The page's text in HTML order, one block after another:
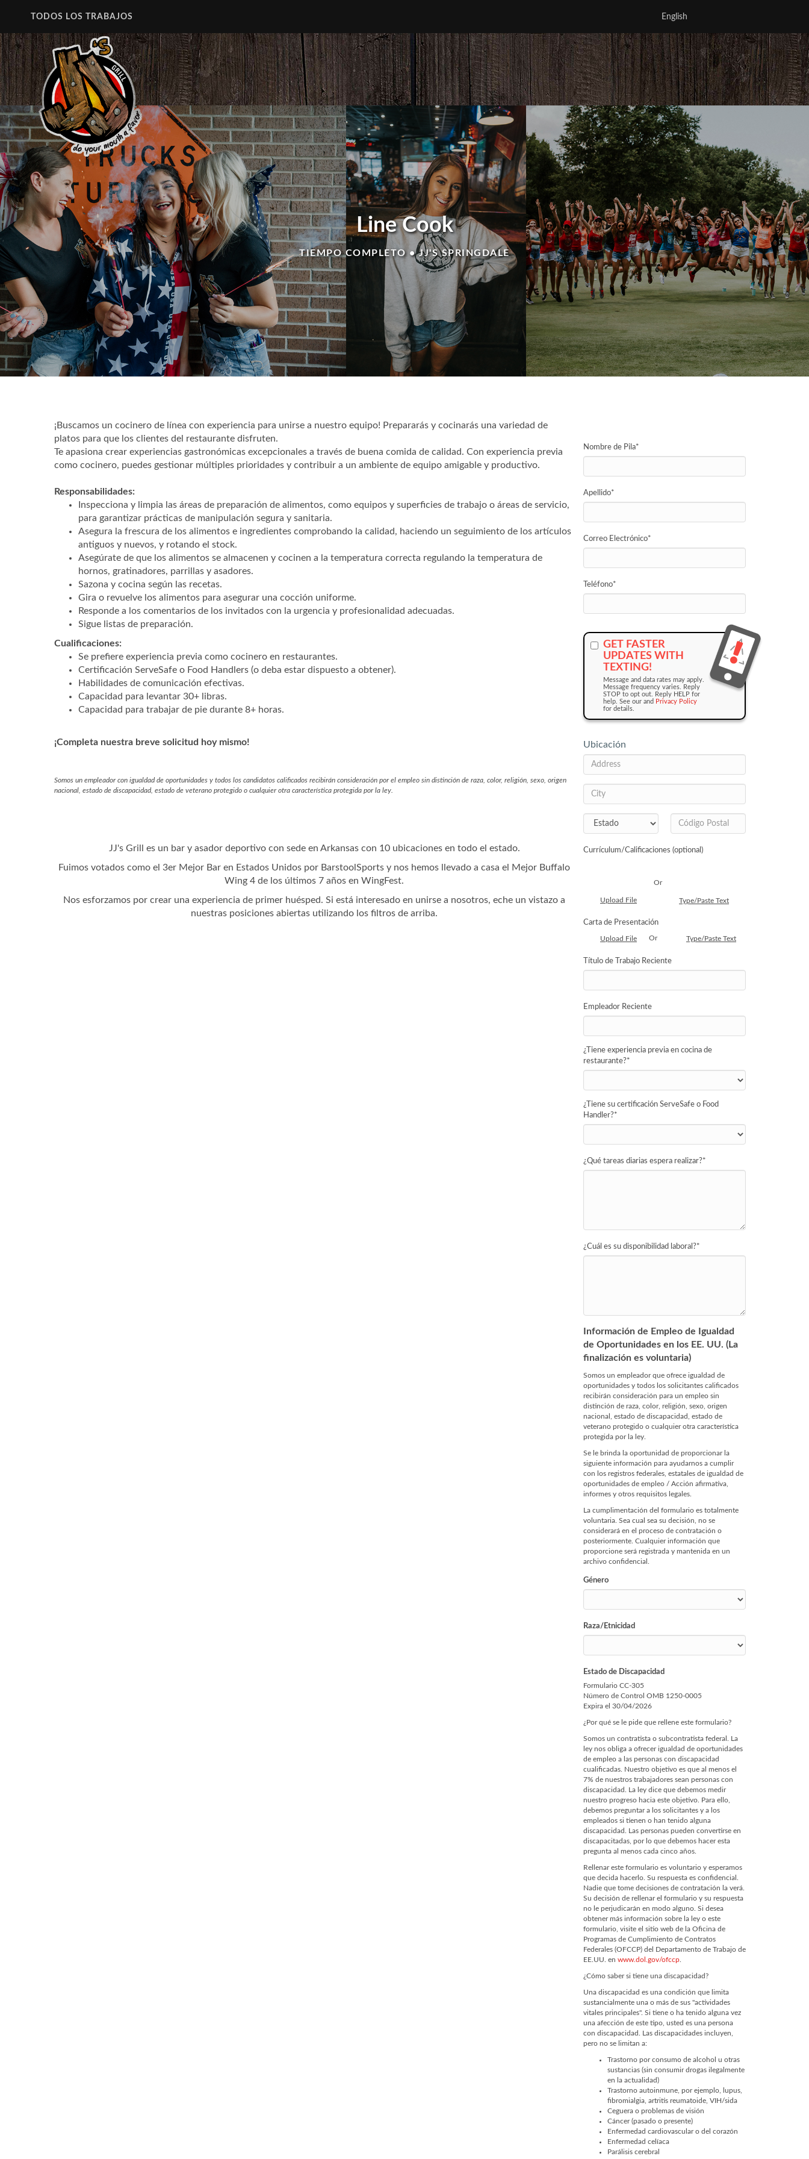
TODOS LOS TRABAJOS English
Line Cook
TIEMPO COMPLETO • JJ'S SPRINGDALE
¡Buscamos un cocinero de línea con experiencia para unirse a nuestro equipo! Prepararás y cocinarás una variedad de
platos para que los clientes del restaurante disfruten.
Te apasiona crear experiencias gastronómicas excepcionales a través de buena comida de calidad. Con experiencia previa
como cocinero, puedes gestionar múltiples prioridades y contribuir a un ambiente de equipo amigable y productivo.
Responsabilidades:
Inspecciona y limpia las áreas de preparación de alimentos, como equipos y superficies de trabajo o áreas de servicio,
para garantizar prácticas de manipulación segura y sanitaria.
Asegura la frescura de los alimentos e ingredientes comprobando la calidad, haciendo un seguimiento de los artículos
antiguos y nuevos, y rotando el stock.
Asegúrate de que los alimentos se almacenen y cocinen a la temperatura correcta regulando la temperatura de
hornos, gratinadores, parrillas y asadores.
Sazona y cocina según las recetas.
Gira o revuelve los alimentos para asegurar una cocción uniforme.
Responde a los comentarios de los invitados con la urgencia y profesionalidad adecuadas.
Sigue listas de preparación.
Cualificaciones:
Se prefiere experiencia previa como cocinero en restaurantes.
Certificación ServeSafe o Food Handlers (o deba estar dispuesto a obtener).
Habilidades de comunicación efectivas.
Capacidad para levantar 30+ libras.
Capacidad para trabajar de pie durante 8+ horas.
¡Completa nuestra breve solicitud hoy mismo!
Somos un empleador con igualdad de oportunidades y todos los candidatos calificados recibirán consideración por el empleo sin distinción de raza, color, religión, sexo, origen
nacional, estado de discapacidad, estado de veterano protegido o cualquier otra característica protegida por la ley.
JJ's Grill es un bar y asador deportivo con sede en Arkansas con 10 ubicaciones en todo el estado.
Fuimos votados como el 3er Mejor Bar en Estados Unidos por BarstoolSports y nos hemos llevado a casa el Mejor Buffalo
Wing 4 de los últimos 7 años en WingFest.
Nos esforzamos por crear una experiencia de primer huésped. Si está interesado en unirse a nosotros, eche un vistazo a
nuestras posiciones abiertas utilizando los filtros de arriba.
Nombre de Pila*
Apellido*
Correo Electrónico*
Teléfono*
GET FASTER
UPDATES WITH
TEXTING!
Message and data rates may apply.
Message frequency varies. Reply
STOP to opt out. Reply HELP for
help. See our and Privacy Policy
for details.
Ubicación
Currículum/Calificaciones (optional)
Upload File
Or
Type/Paste Text
Carta de Presentación
Upload File Or Type/Paste Text
Título de Trabajo Reciente
Empleador Reciente
¿Tiene experiencia previa en cocina de
restaurante?*
¿Tiene su certificación ServeSafe o Food
Handler?*
¿Qué tareas diarias espera realizar?*
¿Cuál es su disponibilidad laboral?*
Información de Empleo de Igualdad
de Oportunidades en los EE. UU. (La
finalización es voluntaria)
Somos un empleador que ofrece igualdad de
oportunidades y todos los solicitantes calificados
recibirán consideración para un empleo sin
distinción de raza, color, religión, sexo, origen
nacional, estado de discapacidad, estado de
veterano protegido o cualquier otra característica
protegida por la ley.
Se le brinda la oportunidad de proporcionar la
siguiente información para ayudarnos a cumplir
con los registros federales, estatales de igualdad de
oportunidades de empleo / Acción afirmativa,
informes y otros requisitos legales.
La cumplimentación del formulario es totalmente
voluntaria. Sea cual sea su decisión, no se
considerará en el proceso de contratación o
posteriormente. Cualquier información que
proporcione será registrada y mantenida en un
archivo confidencial.
Género
Raza/Etnicidad
Estado de Discapacidad
Formulario CC-305
Número de Control OMB 1250-0005
Expira el 30/04/2026
¿Por qué se le pide que rellene este formulario?
Somos un contratista o subcontratista federal. La
ley nos obliga a ofrecer igualdad de oportunidades
de empleo a las personas con discapacidad
cualificadas. Nuestro objetivo es que al menos el
7% de nuestros trabajadores sean personas con
discapacidad. La ley dice que debemos medir
nuestro progreso hacia este objetivo. Para ello,
debemos preguntar a los solicitantes y a los
empleados si tienen o han tenido alguna
discapacidad. Las personas pueden convertirse en
discapacitadas, por lo que debemos hacer esta
pregunta al menos cada cinco años.
Rellenar este formulario es voluntario y esperamos
que decida hacerlo. Su respuesta es confidencial.
Nadie que tome decisiones de contratación la verá.
Su decisión de rellenar el formulario y su respuesta
no le perjudicarán en modo alguno. Si desea
obtener más información sobre la ley o este
formulario, visite el sitio web de la Oficina de
Programas de Cumplimiento de Contratos
Federales (OFCCP) del Departamento de Trabajo de
EE.UU. en www.dol.gov/ofccp
¿Cómo saber si tiene una discapacidad?
Una discapacidad es una condición que limita
sustancialmente una o más de sus "actividades
vitales principales". Si tiene o ha tenido alguna vez
una afección de este tipo, usted es una persona
con discapacidad. Las discapacidades incluyen,
pero no se limitan a:
Trastorno por consumo de alcohol u otras
sustancias (sin consumir drogas ilegalmente
en la actualidad)
Trastorno autoinmune, por ejemplo, lupus,
fibromialgia, artritis reumatoide, VIH/sida
Ceguera o problemas de visión
Cáncer (pasado o presente)
Enfermedad cardiovascular o del corazón
Enfermedad celíaca
Parálisis cerebral